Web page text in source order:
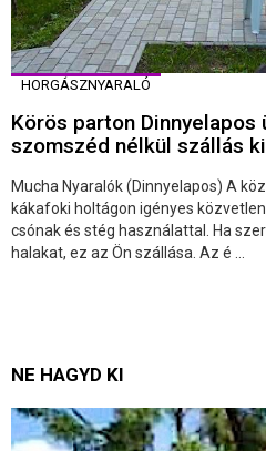
HORGÁSZNYARALÓ
Körös parton Dinnyelapos
szomszéd nélkül szállás
Mucha Nyaralók (Dinnyelapos) A
kákafoki holtágon igényes
csónak és stég használattal. Ha
halakat, ez az Ön szállása. Az é ...
NE HAGYD KI